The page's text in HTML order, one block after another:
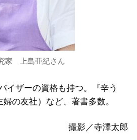
家 上島亜紀さん
イザーの資格も持つ。『辛う
の友社）など、著書多数。
撮影／寺澤太郎